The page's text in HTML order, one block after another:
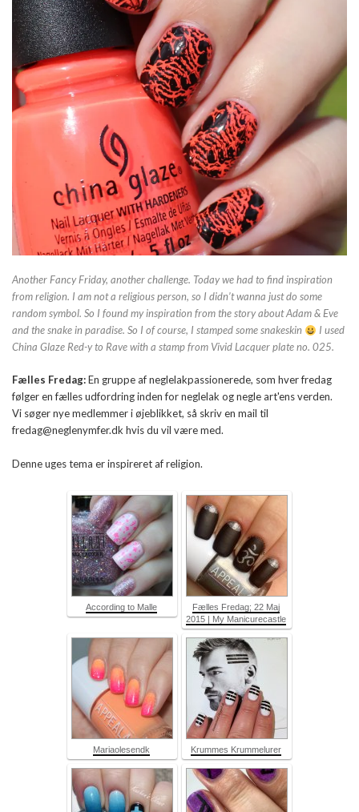
Another Fancy Friday, another challenge. Today we had to find inspiration
from religion. I am not a religious person, so I didn’t wanna just do some
random symbol. So I found my inspiration from the story about Adam & Eve
and the snake in paradise. So I of course, I stamped some snakeskin
I used
China Glaze Red-y to Rave with a stamp from Vivid Lacquer plate no. 025.
Fælles Fredag:En gruppe af neglelakpassionerede, som hver fredag
følger en fælles udfordring inden for neglelak og negle art'ens verden.
Vi søger nye medlemmer i øjeblikket, så skriv en mail til
fredag@neglenymfer.dk hvis du vil være med.
Denne uges tema er inspireret af religion.
According to Malle
Fælles Fredag; 22 Maj
2015 | My Manicurecastle
Mariaolesendk Krummes Krummelurer